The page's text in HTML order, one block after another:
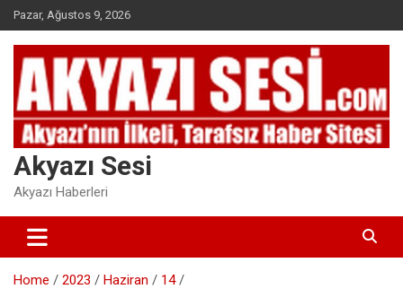
Skip
to
content
Pazar, Ağustos 9, 2026
Akyazı Sesi
Akyazı Haberleri
Home 2023 Haziran
14